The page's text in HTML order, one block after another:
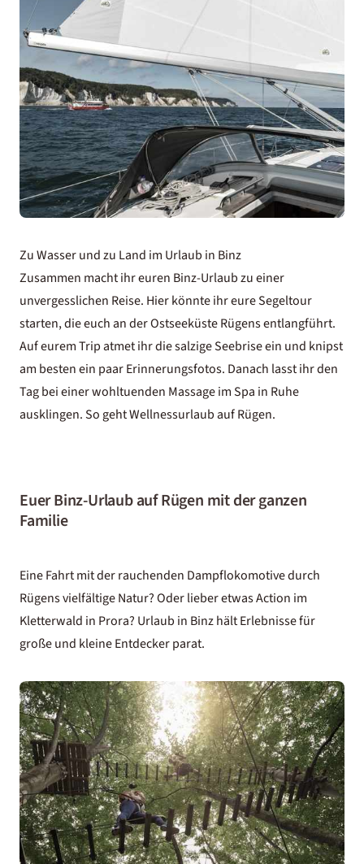
Zu Wasser und zu Land im Urlaub in Binz
Zusammen macht ihr euren Binz-Urlaub zu einer
unvergesslichen Reise. Hier könnte ihr eure Segeltour
starten, die euch an der Ostseeküste Rügens entlangführt.
Auf eurem Trip atmet ihr die salzige Seebrise ein und knipst
am besten ein paar Erinnerungsfotos. Danach lasst ihr den
Tag bei einer wohltuenden Massage im Spa in Ruhe
ausklingen. So gehtWellnessurlaub auf Rügen.
Euer Binz-Urlaub auf Rügen mit der ganzen
Familie
Eine Fahrt mit der rauchenden Dampflokomotive durch
Rügens vielfältige Natur? Oder lieber etwas Action im
Kletterwald in Prora? Urlaub in Binz hält Erlebnisse für
große und kleine Entdecker parat.